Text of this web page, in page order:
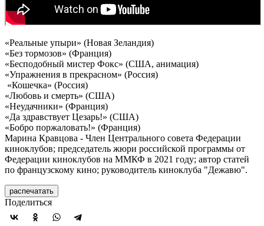
«Реальные упыри» (Новая Зеландия)
«Без тормозов» (Франция)
«Бесподобный мистер Фокс» (США, анимация)
«Упражнения в прекрасном» (Россия)
«Кошечка» (Россия)
«Любовь и смерть» (США)
«Неудачники» (Франция)
«Да здравствует Цезарь!» (США)
«Бобро поржаловать!» (Франция)
Марина Кравцова - Член Центрального совета Федерации
киноклубов; председатель жюри российской программы от
Федерации киноклубов на ММКФ в 2021 году; автор статей
по французскому кино; руководитель киноклуба "Дежавю".
распечатать
Поделиться